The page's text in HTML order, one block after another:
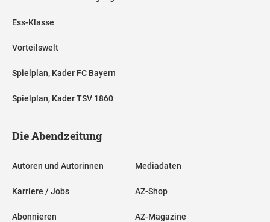
Ess-Klasse
Vorteilswelt
Spielplan, Kader FC Bayern
Spielplan, Kader TSV 1860
Die Abendzeitung
Autoren und Autorinnen
Karriere / Jobs
Abonnieren
Mediadaten
AZ-Shop
AZ-Magazine